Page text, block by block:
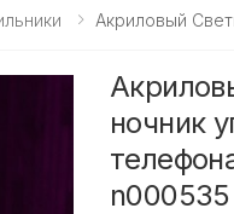
Акриловый
ночник
n000535